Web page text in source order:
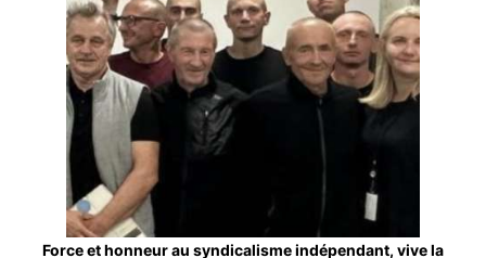
Force et honneur au syndicalisme indépendant, vive la